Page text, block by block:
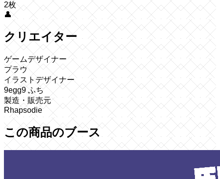
2枚
👤
クリエイター
ゲームデザイナー
プラウ
イラストデザイナー
9egg9 ふち
製造・販売元
Rhapsodie
この商品のブース